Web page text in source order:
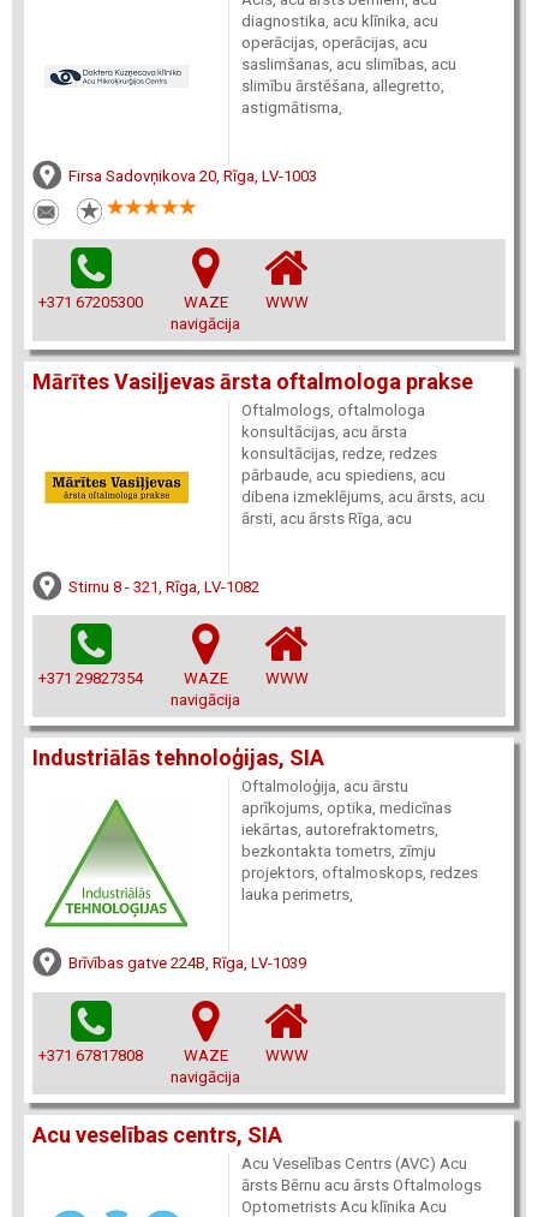
diagnostika, acu klīnika, acu
operācijas, operācijas, acu
saslimšanas, acu slimības, acu
slimību ārstēšana, allegretto,
astigmātisma,
Firsa Sadovņikova 20, Rīga, LV-1003
+371 67205300
WAZE
navigācija
WWW
Mārītes Vasiļjevas ārsta oftalmologa prakse
Oftalmologs, oftalmologa
konsultācijas, acu ārsta
konsultācijas, redze, redzes
pārbaude, acu spiediens, acu
dibena izmeklējums, acu ārsts, acu
ārsti, acu ārsts Rīga, acu
Stirnu 8 - 321, Rīga, LV-1082
+371 29827354
WAZE
navigācija
WWW
Industriālās tehnoloģijas, SIA
Oftalmoloģija, acu ārstu
aprīkojums, optika, medicīnas
iekārtas, autorefraktometrs,
bezkontakta tometrs, zīmju
projektors, oftalmoskops, redzes
lauka perimetrs,
Brīvības gatve 224B, Rīga, LV-1039
+371 67817808
WAZE
navigācija
WWW
Acu veselības centrs, SIA
Acu Veselības Centrs (AVC) Acu
ārsts Bērnu acu ārsts Oftalmologs
Optometrists Acu klīnika Acu